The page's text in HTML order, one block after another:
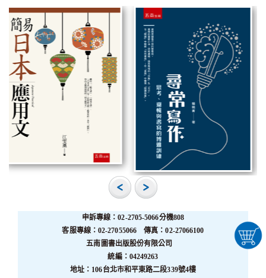
申訴專線：02-2705-5066分機808
客服專線：02-27055066 傳真：02-27066100
五南圖書出版股份有限公司
統編：04249263
地址：106台北市和平東路二段339號4樓